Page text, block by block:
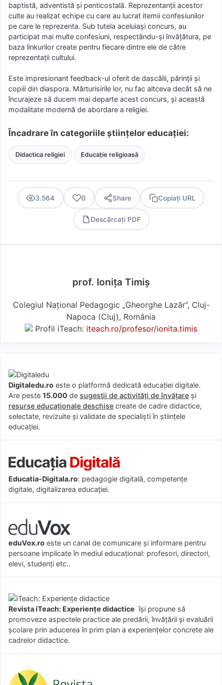
baptistă, adventistă și penticostală. Reprezentanții acestor
culte au realizat echipe cu care au lucrat itemii confesiunilor
pe care le reprezenta. Sub tutela aceluiași concurs, au
participat mai multe confesiuni, respectându-și învățătura, pe
baza linkurilor create pentru fiecare dintre ele de către
reprezentații cultului.
Este impresionant feedback-ul oferit de dascălii, părinții și
copiii din diaspora. Mărturisirile lor, nu fac altceva decât să ne
încurajeze să ducem mai departe acest concurs, și această
modalitate modernă de abordare a religiei.
Încadrare în categoriile științelor educației:
Didactica religiei Educație religioasă
3.564 0 Share Copiați URL
Descărcați PDF
prof. Ionița Timiș
Colegiul Naţional Pedagogic „Gheorghe Lazăr”, Cluj-
Napoca (Cluj), România
Profil iTeach: iteach.ro/profesor/ionita.timis
Digitaledu.ro este o platformă dedicată educației digitale.
Are peste 15.000 de sugestii de activități de învățare și
resurse educaționale deschise create de cadre didactice,
selectate, revizuite și validate de specialiști în științele
educației.
Educatia-Digitala.ro: pedagogie digitală, competențe
digitale, digitalizarea educației.
eduVox.ro este un canal de comunicare și informare pentru
persoane implicate în mediul educațional: profesori, directori,
elevi, studenți etc..
Revista iTeach: Experienţe didactice îşi propune să
promoveze aspectele practice ale predării, învăţării şi evaluării
şcolare prin aducerea în prim plan a experienţelor concrete ale
cadrelor didactice.